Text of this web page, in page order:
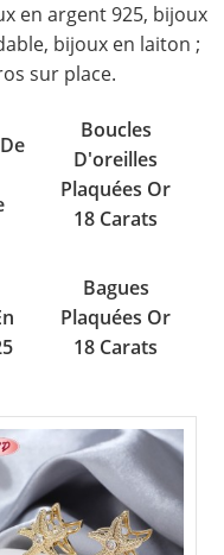
en argent 925, bijoux
bijoux en laiton ;
sur place.
Boucles
D'oreilles
Plaquées Or
18 Carats
Bagues
Plaquées Or
18 Carats